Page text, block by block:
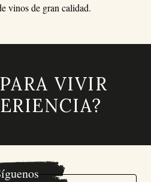
vinos de gran calidad.
VIVIR